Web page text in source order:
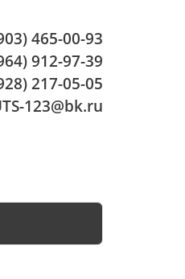
465-00-93
912-97-39
217-05-05
123@bk.ru